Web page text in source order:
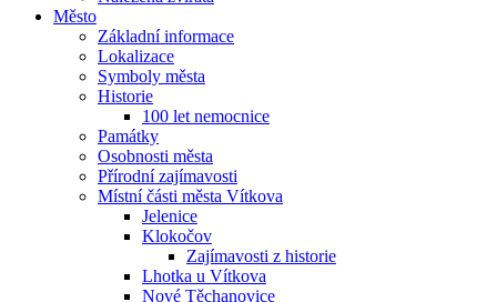
Město
Základní informace
Lokalizace
Symboly města
Historie
100 let nemocnice
Památky
Osobnosti města
Přírodní zajímavosti
Místní části města Vítkova
Jelenice
Klokočov
Zajímavosti z historie
Lhotka u Vítkova
Nové Těchanovice